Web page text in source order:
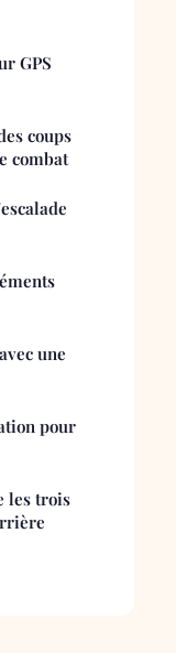
GPS
coups
combat
une
pour
les trois